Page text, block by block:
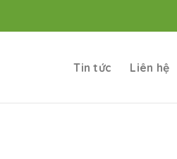
Tin tức Liên hệ